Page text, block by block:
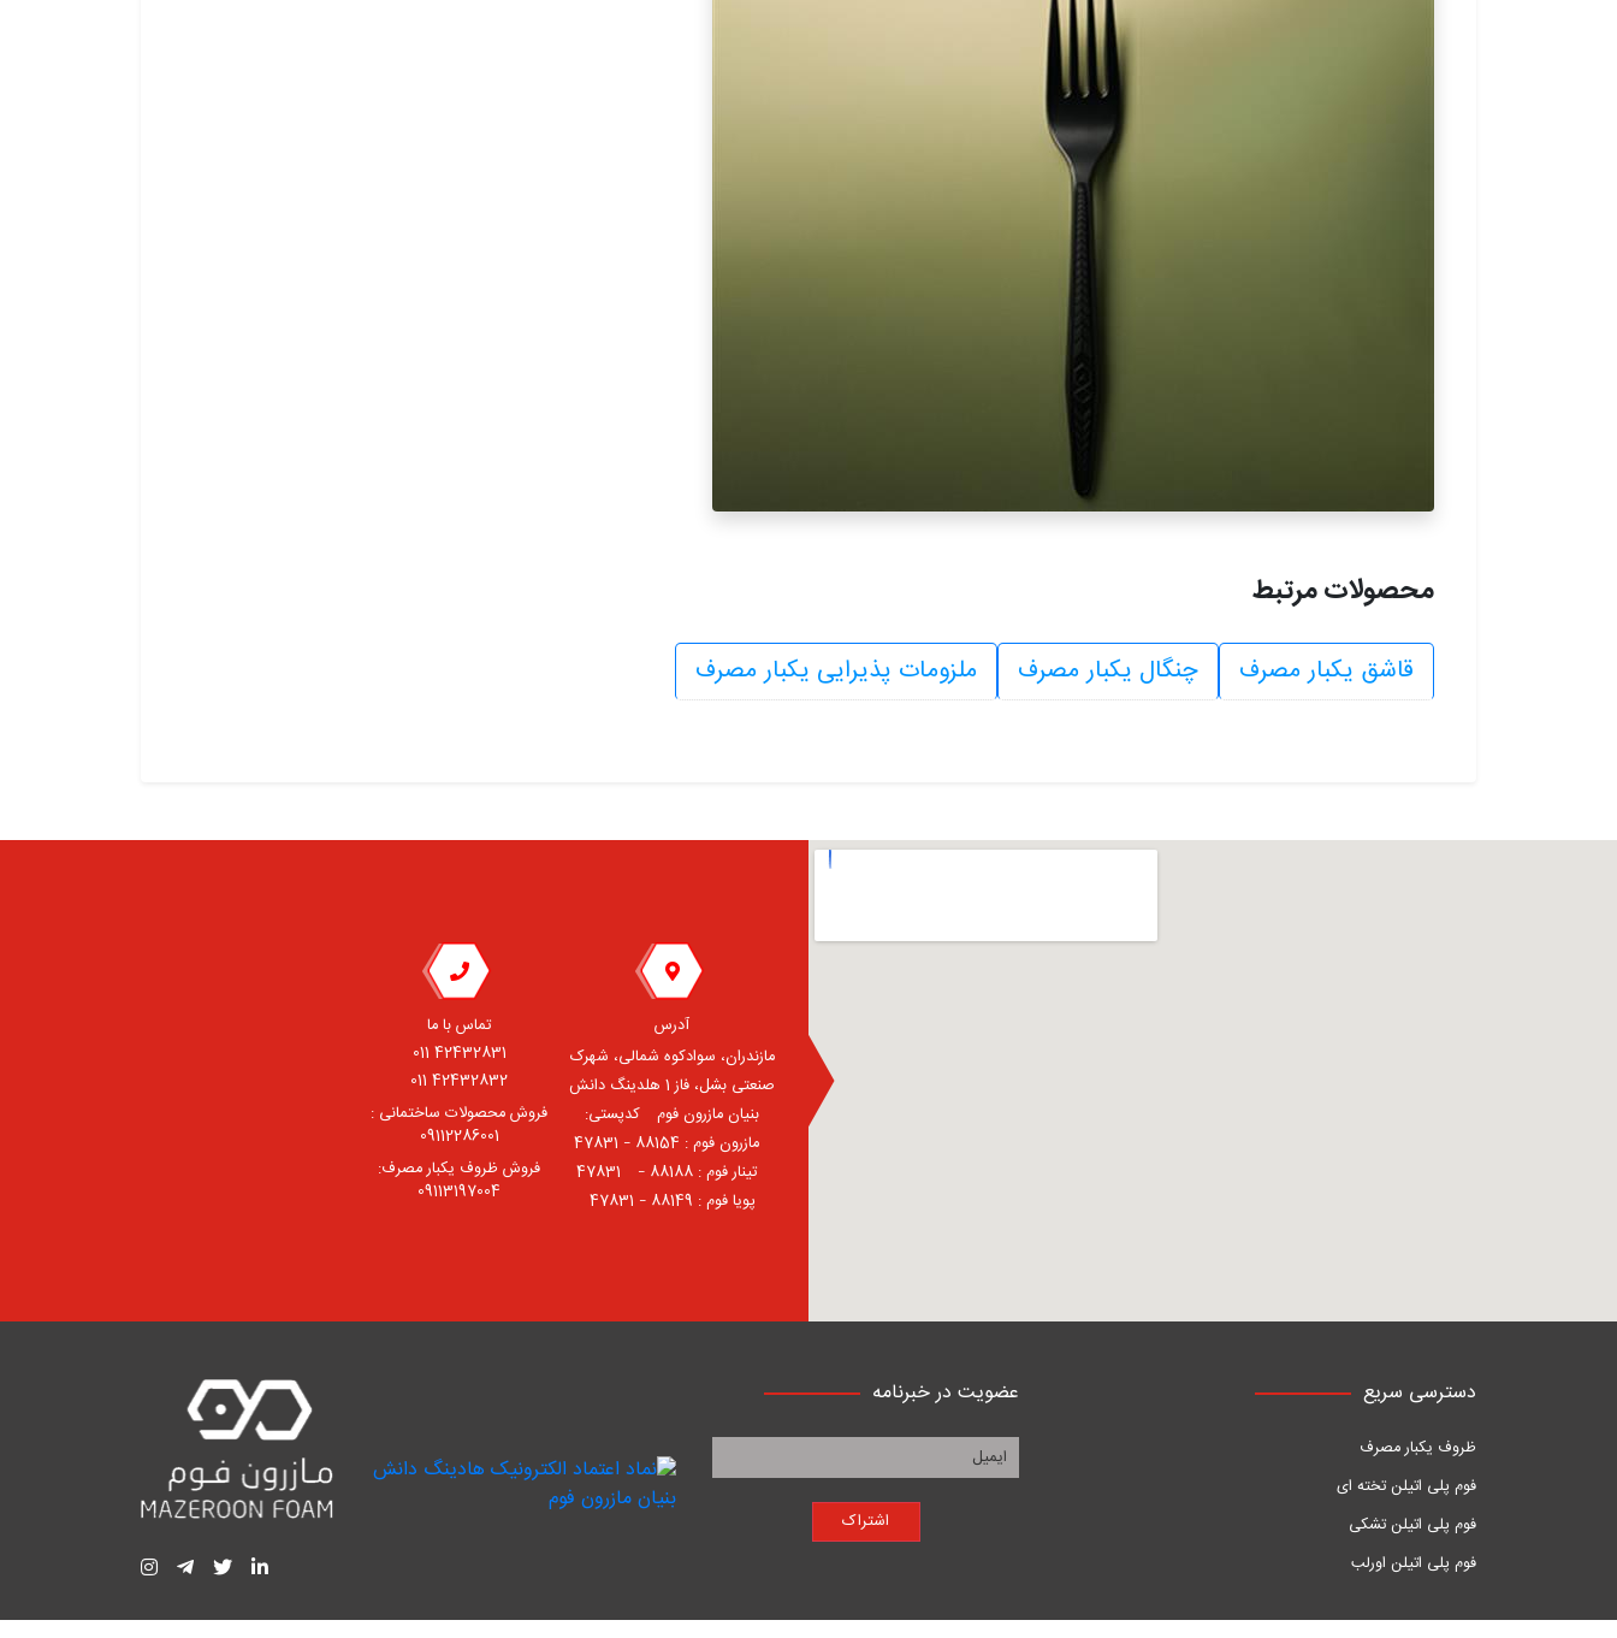
محصولات مرتبط
قاشق یکبار مصرف چنگال یکبار مصرف ملزومات پذیرایی یکبار مصرف
آدرس
مازندران، سوادکوه شمالی، شهرک
صنعتی بشل، فاز 1 هلدینگ دانش
بنیان مازرون فوم ⠀کدپستی:
⠀مازرون فوم : 88154 – 47831
⠀تینار فوم : 88188 – 47831⠀
پویا فوم : 88149 – 47831
تماس با ما
42432831 011
42432832 011
فروش محصولات ساختمانی :
09112286001
فروش ظروف یکبار مصرف:
09113197004
دسترسی سریع
ظروف یکبار مصرف
فوم پلی اتیلن تخته ای
فوم پلی اتیلن تشکی
فوم پلی اتیلن اورلب
عضویت در خبرنامه
اشتراک